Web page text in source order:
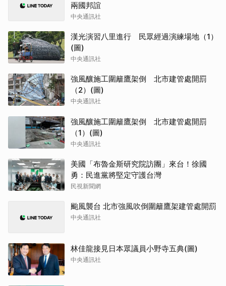
兩國邦誼
中央通訊社
漢光演習八里進行 民眾經過演練場地（1）
(圖)
中央通訊社
強風釀施工圍籬鷹架倒 北市建管處開罰
（2）(圖)
中央通訊社
強風釀施工圍籬鷹架倒 北市建管處開罰
（1）(圖)
中央通訊社
美國「布魯金斯研究院訪團」來台！徐國
勇：民進黨將堅定守護台灣
民視新聞網
颱風襲台 北市強風吹倒圍籬鷹架建管處開罰
中央通訊社
林佳龍接見日本眾議員小野寺五典(圖)
中央通訊社